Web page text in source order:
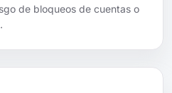
de bloqueos de cuentas o